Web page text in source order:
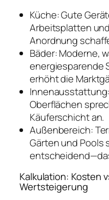
Küche: Gute
Arbeitsplatten
Anordnung
Bäder: Moderne,
energiesparende
erhöht die
Oberflächen
Käuferschicht an.
Außenbereich:
Gärten und Pools
Kalkulation: Kosten
Wertsteigerung